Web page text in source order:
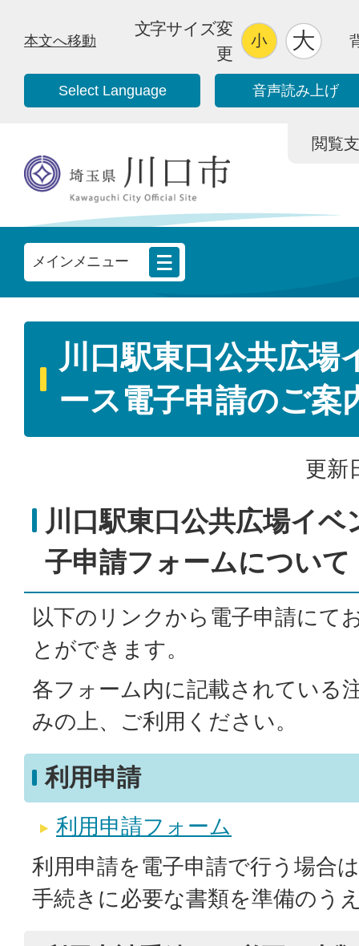
本文へ移動
文字サイズ変
更
Select Language 音声読み上げ
閲覧
メインメニュー
川口駅東口公共広場
ース電子申請のご案
更新
川口駅東口公共広場イ
子申請フォームについて
以下のリンクから電子申請にて
とができます。
各フォーム内に記載されている
みの上、ご利用ください。
利用申請
利用申請フォーム
利用申請を電子申請で行う場合
手続きに必要な書類を準備のう